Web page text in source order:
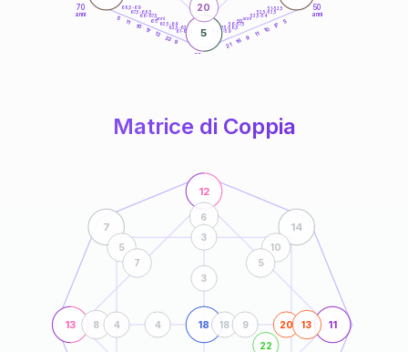
50
anni
60
70
anni
51-52,5
52,5-53,5
53,5-54
56-57,5
57,5-58,5
58,5-59
61-62,5
62,5-63,5
63,5-64
66-67,5
67,5-68,5
68,5-69
5
17
10
11
9
16
21
9
22
12
17
10
11
5
5
20
55anni
65anni
Matrice di Coppia
13
12
11
18
7 14
22
20
8
6
13
4
3
18 9
4
3
5
7
10
5